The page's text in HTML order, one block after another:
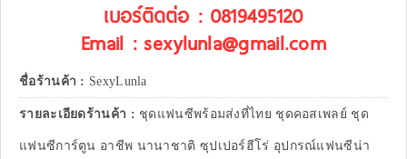
เบอร์ติดต่อ : 0819495120
Email : sexylunla@gmail.com
ชื่อร้านค้า : SexyLunla
รายละเอียดร้านค้า : ชุดแฟนซีพร้อมส่งที่ไทย ชุดคอสเพลย์ ชุด
แฟนซีการ์ตูน อาชีพ นานาชาติ ซุปเปอร์ฮีโร่ อุปกรณ์แฟนซีน่า